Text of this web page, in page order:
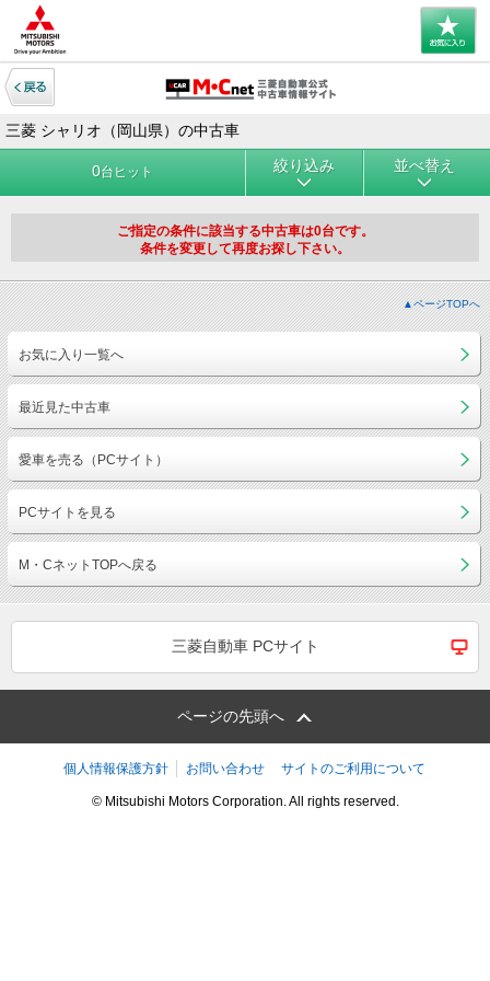
三菱 シャリオ（岡山県）の中古車
0台ヒット 絞り込み 並べ替え
ご指定の条件に該当する中古車は0台です。
条件を変更して再度お探し下さい。
▲ページTOPへ
お気に入り一覧へ
最近見た中古車
愛車を売る（PCサイト）
PCサイトを見る
M・CネットTOPへ戻る
三菱自動車 PCサイト
ページの先頭へ
個人情報保護方針 お問い合わせ サイトのご利用について
© Mitsubishi Motors Corporation. All rights reserved.